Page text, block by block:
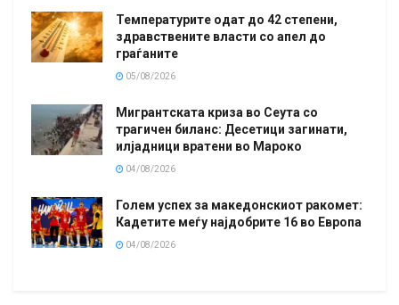
Температурите одат до 42 степени,
здравствените власти со апел до
граѓаните
05/08/2026
Мигрантската криза во Сеута со
трагичен биланс: Десетици загинати,
илјадници вратени во Мароко
04/08/2026
Голем успех за македонскиот ракомет:
Кадетите меѓу најдобрите 16 во Европа
04/08/2026